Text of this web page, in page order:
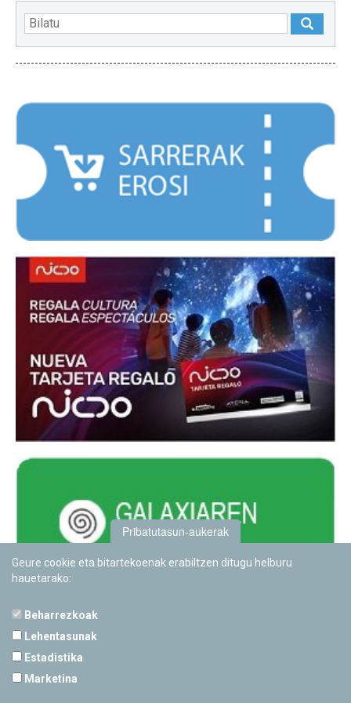
Pribatutasun-aukerak
Geure cookie eta bitartekoenak erabiltzen ditugu helburu
hauetarako:
Beharrezkoak
Lehentasunak
Estadistika
Marketina